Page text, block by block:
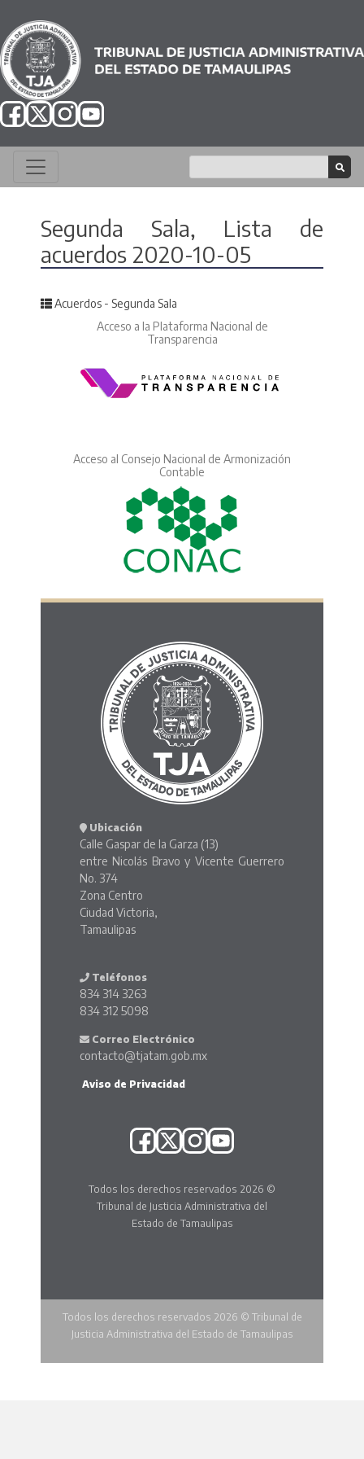
Segunda Sala, Lista de
acuerdos 2020-10-05
Posted in
Acuerdos - Segunda Sala
Acceso a la Plataforma Nacional de
Transparencia
Acceso al Consejo Nacional de Armonización
Contable
Ubicación
Calle Gaspar de la Garza (13)
entre Nicolás Bravo y Vicente Guerrero
No. 374
Zona Centro
Ciudad Victoria,
Tamaulipas
Teléfonos
834 314 3263
834 312 5098
Correo Electrónico
contacto@tjatam.gob.mx
Aviso de Privacidad
Todos los derechos reservados 2026 ©
Tribunal de Justicia Administrativa del
Estado de Tamaulipas
Todos los derechos reservados 2026 © Tribunal de
Justicia Administrativa del Estado de Tamaulipas